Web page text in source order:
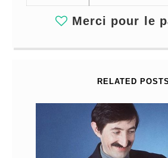
Merci pour le
RELATED POSTS